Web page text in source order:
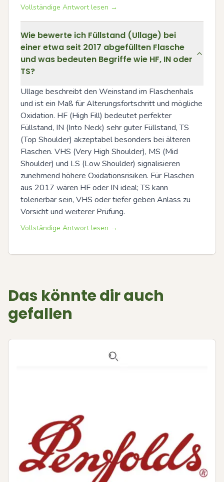
Vollständige Antwort lesen →
Wie bewerte ich Füllstand (Ullage) bei
einer etwa seit 2017 abgefüllten Flasche
und was bedeuten Begriffe wie HF, IN oder
TS?
Ullage beschreibt den Weinstand im Flaschenhals
und ist ein Maß für Alterungsfortschritt und mögliche
Oxidation. HF (High Fill) bedeutet perfekter
Füllstand, IN (Into Neck) sehr guter Füllstand, TS
(Top Shoulder) akzeptabel besonders bei älteren
Flaschen. VHS (Very High Shoulder), MS (Mid
Shoulder) und LS (Low Shoulder) signalisieren
zunehmend höhere Oxidationsrisiken. Für Flaschen
aus 2017 wären HF oder IN ideal; TS kann
tolerierbar sein, VHS oder tiefer geben Anlass zu
Vorsicht und weiterer Prüfung.
Vollständige Antwort lesen →
Das könnte dir auch
gefallen